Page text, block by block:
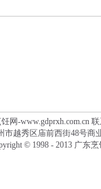
网-www.gdprxh.com.cn
市越秀区庙前西街48号商
© 1998 - 2013 广东